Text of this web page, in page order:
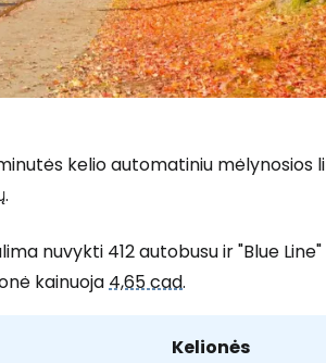
kelio automatiniu mėlynosios
nuvykti 412 autobusu ir "Blue
kainuoja4,65 cad.
Kelionės